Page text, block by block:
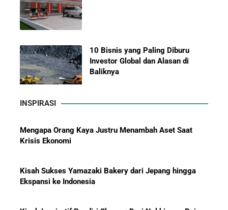
10 Bisnis yang Paling Diburu
Investor Global dan Alasan di
Baliknya
Hadiah Piala Dunia 2026: Berapa
INSPIRASI
Krisis Ekonomi
Ekspansi ke Indonesia